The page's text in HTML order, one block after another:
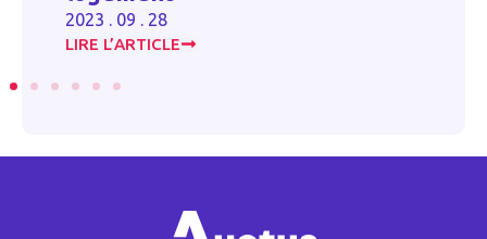
2023 . 09 . 28
LIRE L’ARTICLE